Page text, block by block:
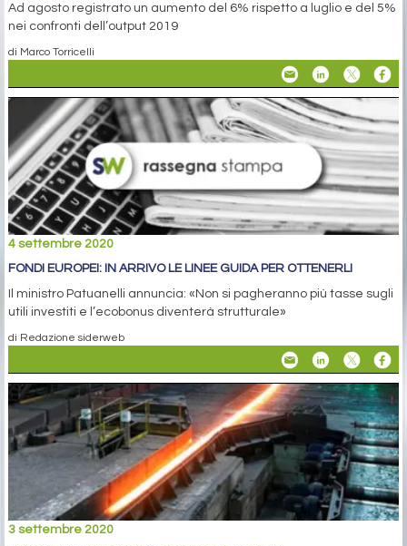
Ad agosto registrato un aumento del 6% rispetto a luglio e del 5%
nei confronti dell’output 2019
di Marco Torricelli
4 settembre 2020
FONDI EUROPEI: IN ARRIVO LE LINEE GUIDA PER OTTENERLI
Il ministro Patuanelli annuncia: «Non si pagheranno più tasse sugli
utili investiti e l’ecobonus diventerà strutturale»
di Redazione siderweb
3 settembre 2020